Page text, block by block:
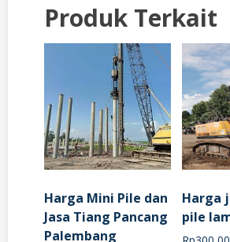
Produk Terkait
Harga Mini Pile dan
Jasa Tiang Pancang
Palembang
Harga
pile